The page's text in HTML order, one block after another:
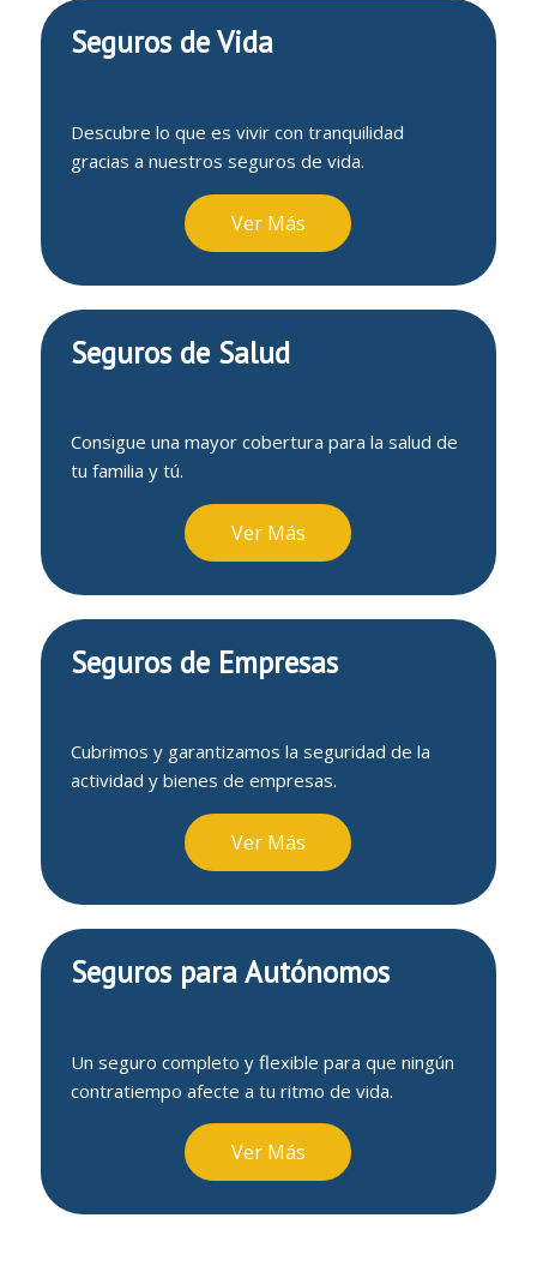
Seguros de Vida
Descubre lo que es vivir con tranquilidad
gracias a nuestros seguros de vida.
Ver Más
Seguros de Salud
Consigue una mayor cobertura para la salud de
tu familia y tú.
Ver Más
Seguros de Empresas
Cubrimos y garantizamos la seguridad de la
actividad y bienes de empresas.
Ver Más
Seguros para Autónomos
Un seguro completo y flexible para que ningún
contratiempo afecte a tu ritmo de vida.
Ver Más